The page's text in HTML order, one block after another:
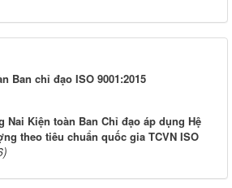
Ban chỉ đạo ISO 9001:2015
Nai Kiện toàn Ban Chỉ đạo áp dụng Hệ
theo tiêu chuẩn quốc gia TCVN ISO